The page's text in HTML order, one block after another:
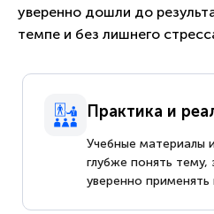
уверенно дошли до
темпе и без лишнего
Практика и
Учебные материалы
глубже понять тему,
уверенно применять